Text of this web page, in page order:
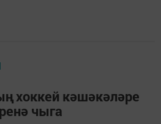
хоккей кәшәкәләре
чыга